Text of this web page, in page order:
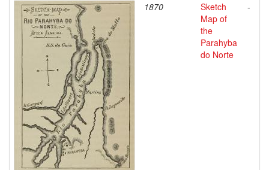
1870
Sketch
Map of
the
Parahyba
do Norte
-